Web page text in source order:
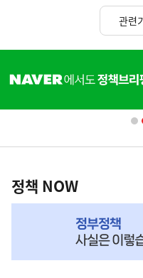
관련
단
영
책
NOW,
정책 NOW